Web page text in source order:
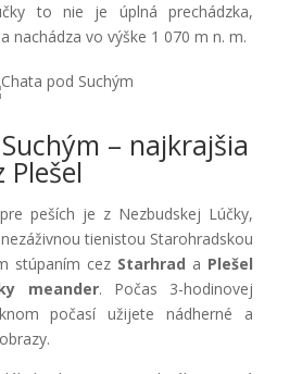
to nie je úplná prechádzka,
nachádza vo výške 1 070 m n. m.
– najkrajšia
Plešel
pre peších je z Nezbudskej Lúčky,
tienistou Starohradskou
stúpaním cez Starhrad a Plešel
meander. Počas 3-hodinovej
počasí užijete nádherné a